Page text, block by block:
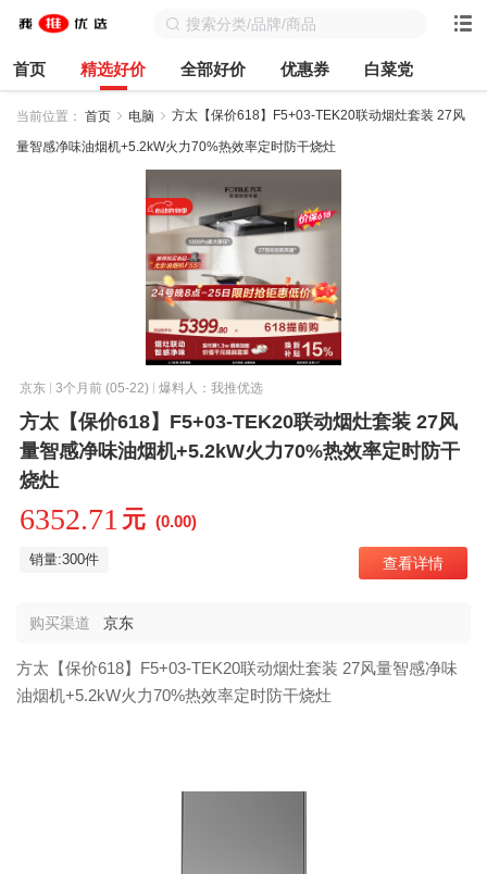
首页 精选好价 全部好价 优惠券 白菜党
当前位置： 首页 电脑 方太【保价618】F5+03-TEK20联动烟灶套装 27风
量智感净味油烟机+5.2kW火力70%热效率定时防干烧灶
京东 3个月前 (05-22) 爆料人：我推优选
方太【保价618】F5+03-TEK20联动烟灶套装 27风
量智感净味油烟机+5.2kW火力70%热效率定时防干
烧灶
6352.71 元 (0.00)
销量:300件 查看详情
购买渠道 京东
方太【保价618】F5+03-TEK20联动烟灶套装 27风量智感净味
油烟机+5.2kW火力70%热效率定时防干烧灶